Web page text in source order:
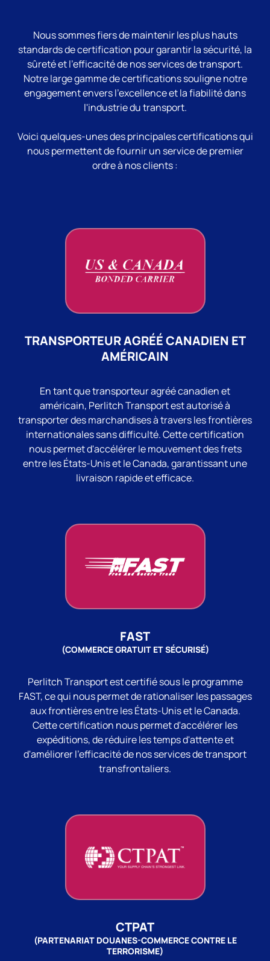
Nous sommes fiers de maintenir les plus hauts
standards de certification pour garantir la sécurité, la
sûreté et l'efficacité de nos services de transport.
Notre large gamme de certifications souligne notre
engagement envers l'excellence et la fiabilité dans
l'industrie du transport.
Voici quelques-unes des principales certifications qui
nous permettent de fournir un service de premier
ordre à nos clients :
TRANSPORTEUR AGRÉÉ CANADIEN ET
AMÉRICAIN
En tant que transporteur agréé canadien et
américain, Perlitch Transport est autorisé à
transporter des marchandises à travers les frontières
internationales sans difficulté. Cette certification
nous permet d'accélérer le mouvement des frets
entre les États-Unis et le Canada, garantissant une
livraison rapide et efficace.
FAST
(COMMERCE GRATUIT ET SÉCURISÉ)
Perlitch Transport est certifié sous le programme
FAST, ce qui nous permet de rationaliser les passages
aux frontières entre les États-Unis et le Canada.
Cette certification nous permet d'accélérer les
expéditions, de réduire les temps d'attente et
d'améliorer l'efficacité de nos services de transport
transfrontaliers.
CTPAT
(PARTENARIAT DOUANES-COMMERCE CONTRE LE
TERRORISME)